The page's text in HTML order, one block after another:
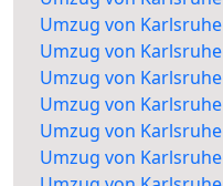
Umzug von
Umzug von
Umzug von
Umzug von
Umzug von
Umzug von